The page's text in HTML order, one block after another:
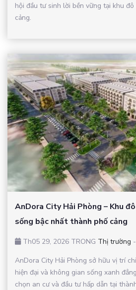
hội đầu tư sinh lời bền vững tại khu
cảng.
AnDora City Hải Phòng – Khu
sống bậc nhất thành phố cảng
Th05 29, 2026 TRONG Thị trường -
AnDora City Hải Phòng sở hữu vị trí
hiện đại và không gian sống xanh
chọn an cư và đầu tư hấp dẫn tại